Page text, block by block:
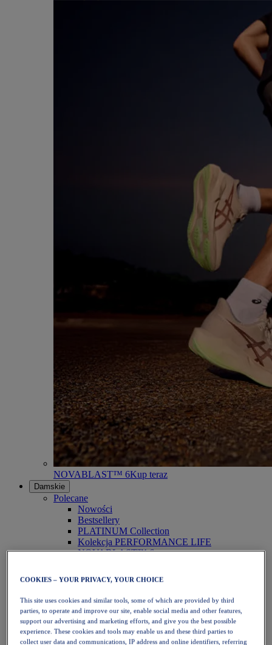
NOVABLAST™ 6Kup teraz
Damskie
Polecane
Nowości
Bestsellery
PLATINUM Collection
Kolekcja PERFORMANCE LIFE
NOVABLAST™ 6
Bieganie
Bieganie w terenie
Tenis
Siatkówka
Piłka ręczna
Padel
Netball
COOKIES – YOUR PRIVACY, YOUR CHOICE
This site uses cookies and similar tools, some of which are provided by third
parties, to operate and improve our site, enable social media and other features,
support our advertising and marketing efforts, and give you the best possible
experience. These cookies and tools may enable us and these third parties to
collect user data and communications, IP address and online identifiers, referring